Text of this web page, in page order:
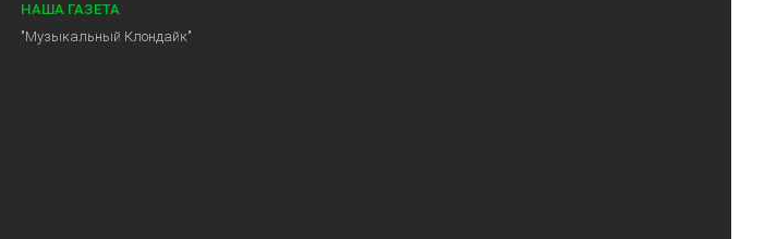
НАША ГАЗЕТА
"Музыкальный Клондайк"